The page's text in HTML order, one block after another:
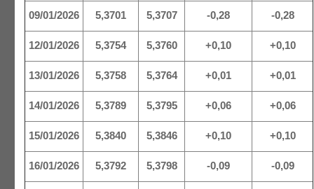
09/01/2026 5,3701 5,3707 -0,28 -0,28
12/01/2026 5,3754 5,3760 +0,10 +0,10
13/01/2026 5,3758 5,3764 +0,01 +0,01
14/01/2026 5,3789 5,3795 +0,06 +0,06
15/01/2026 5,3840 5,3846 +0,10 +0,10
16/01/2026 5,3792 5,3798 -0,09 -0,09